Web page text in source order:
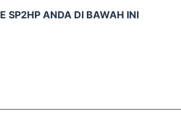
SP2HP ANDA DI BAWAH INI